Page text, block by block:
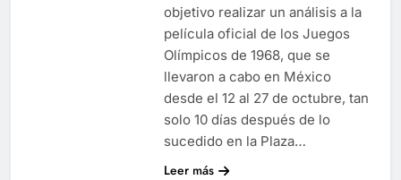
objetivo realizar un análisis a la
película oficial de los Juegos
Olímpicos de 1968, que se
llevaron a cabo en México
desde el 12 al 27 de octubre, tan
solo 10 días después de lo
sucedido en la Plaza…
Leer más